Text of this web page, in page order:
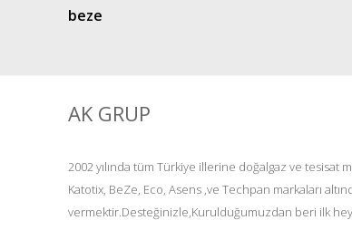
beze
AK GRUP
2002 yılında tüm Türkiye illerine doğalgaz ve tesisat
Katotix, BeZe, Eco, Asens ,ve Techpan markaları
vermektir.Desteğinizle,Kurulduğumuzdan beri ilk